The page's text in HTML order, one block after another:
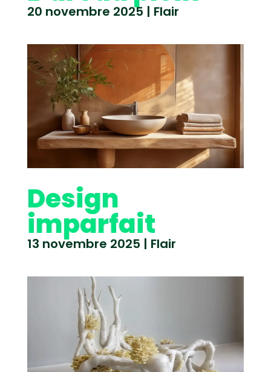
20 novembre 2025 | Flair
Design
imparfait
13 novembre 2025 | Flair